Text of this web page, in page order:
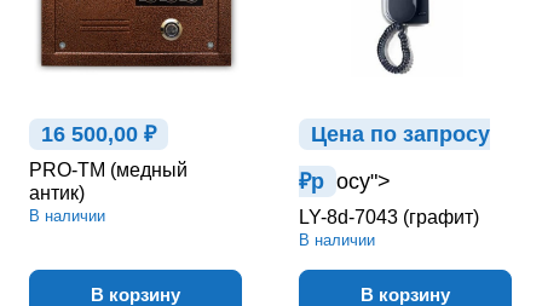
16 500,00 ₽
PRO-TM (медный
антик)
В наличии
В корзину
Цена по запросу
₽р осу">
LY-8d-7043 (графит)
В наличии
В корзину